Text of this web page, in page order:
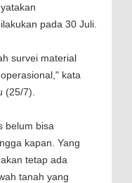
pada 30 Juli.
survei material
kata
(25/7).
belum bisa
kapan. Yang
tetap ada
tanah yang